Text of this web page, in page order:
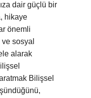
dair güçlü bir
hikaye
önemli
sosyal
alarak
Bilişsel